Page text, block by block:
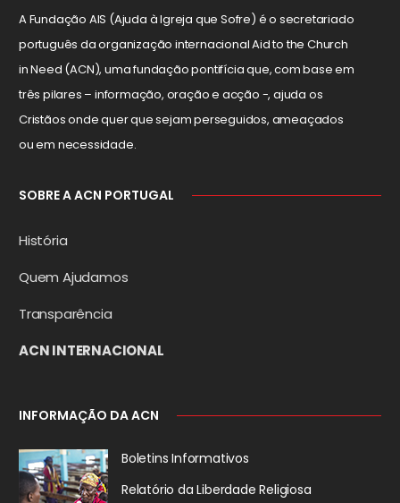
A Fundação AIS (Ajuda à Igreja que Sofre) é o secretariado
português da organização internacional Aid to the Church
in Need (ACN), uma fundação pontifícia que, com base em
três pilares – informação, oração e acção -, ajuda os
Cristãos onde quer que sejam perseguidos, ameaçados
ou em necessidade.
SOBRE A ACN PORTUGAL
História
Quem Ajudamos
Transparência
ACN INTERNACIONAL
INFORMAÇÃO DA ACN
Boletins Informativos
Relatório da Liberdade Religiosa